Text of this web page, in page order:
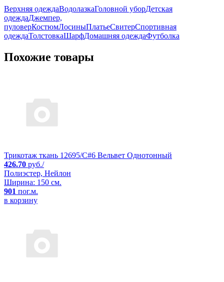
Верхняя одеждаВодолазкаГоловной уборДетская
одеждаДжемпер,
пуловерКостюмЛосиныПлатьеСвитерСпортивная
одеждаТолстовкаШарфДомашняя одеждаФутболка
Похожие товары
Трикотаж ткань 12695/C#6 Вельвет Однотонный
426.70 руб./
Полиэстер, Нейлон
Ширина: 150 см.
901 пог.м.
в корзину